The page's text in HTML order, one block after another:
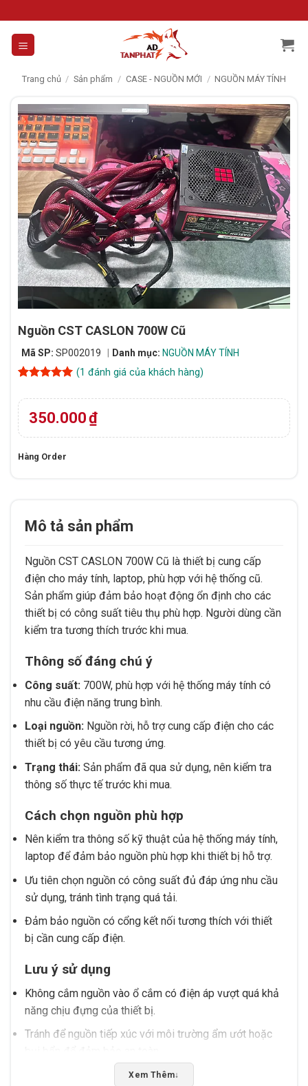
to
content
Trang chủ / Sản phẩm / CASE - NGUỒN MỚI / NGUỒN MÁY TÍNH
Nguồn CST CASLON 700W Cũ
Mã SP: SP002019 Danh mục: NGUỒN MÁY TÍNH
dựa trên
đánh giá
(1 đánh giá của khách hàng)
350.000₫
Hàng Order
Mô tả sản phẩm
Nguồn CST CASLON 700W Cũ là thiết bị cung cấp
điện cho máy tính, laptop, phù hợp với hệ thống cũ.
Sản phẩm giúp đảm bảo hoạt động ổn định cho các
thiết bị có công suất tiêu thụ phù hợp. Người dùng cần
kiểm tra tương thích trước khi mua.
Thông số đáng chú ý
Công suất: 700W, phù hợp với hệ thống máy tính có
nhu cầu điện năng trung bình.
Loại nguồn: Nguồn rời, hỗ trợ cung cấp điện cho các
thiết bị có yêu cầu tương ứng.
Trạng thái: Sản phẩm đã qua sử dụng, nên kiểm tra
thông số thực tế trước khi mua.
Cách chọn nguồn phù hợp
Nên kiểm tra thông số kỹ thuật của hệ thống máy tính,
laptop để đảm bảo nguồn phù hợp khi thiết bị hỗ trợ.
Ưu tiên chọn nguồn có công suất đủ đáp ứng nhu cầu
sử dụng, tránh tình trạng quá tải.
Đảm bảo nguồn có cổng kết nối tương thích với thiết
bị cần cung cấp điện.
Lưu ý sử dụng
Không cắm nguồn vào ổ cắm có điện áp vượt quá khả
năng chịu đựng của thiết bị.
Tránh để nguồn tiếp xúc với môi trường ẩm ướt hoặc
Thường xuyên kiểm tra tình trạng hoạt động của nguồn
Xem Thêm↓